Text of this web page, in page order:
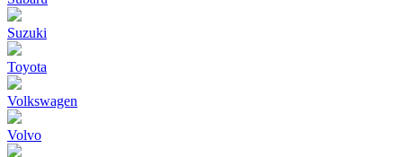
Suzuki
Toyota
Volkswagen
Volvo